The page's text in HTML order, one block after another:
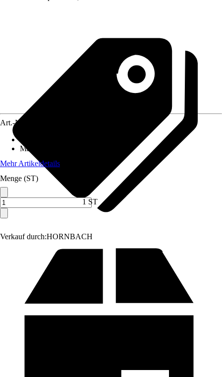
Verkauf durch:HORNBACH
Art.-Nr.
Material
Mehr Artikeldetails
Menge (ST)
1 ST